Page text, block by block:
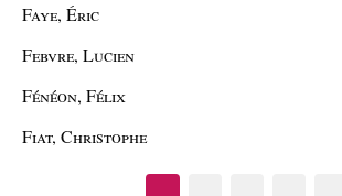
Faye, Éric
Febvre, Lucien
Fénéon, Félix
Fiat, Christophe